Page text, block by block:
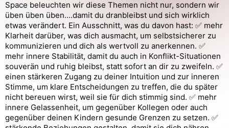
Space beleuchten wir diese Themen nicht nur, sondern wir
üben üben üben....damit du dranbleibst und sich wirklich
etwas verändert. Ein Ausschnitt, was du davon hast: ✅ mehr
Klarheit darüber, was dich ausmacht, um selbstsicherer zu
kommunizieren und dich als wertvoll zu anerkennen. ✅
mehr innere Stabilität, damit du auch in Konflikt-Situationen
souverän und ruhig bleibst, statt sofort an dir zu zweifeln. ✅
einen stärkeren Zugang zu deiner Intuition und zur inneren
Stimme, um klare Entscheidungen zu treffen, die du später
nicht bereuen wirst, weil sie für dich stimmig sind. ✅ mehr
innere Gelassenheit, um gegenüber Kollegen oder auch
gegenüber deinen Kindern gesunde Grenzen zu setzen. ✅